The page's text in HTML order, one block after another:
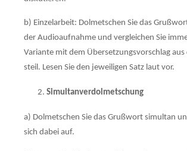
b) Einzelarbeit: Dolmetschen Sie das
der Audioaufnahme und vergleichen Sie
Variante mit dem Übersetzungsvorschlag
steil. Lesen Sie den jeweiligen Satz laut vor.
Simultanverdolmetschung
a) Dolmetschen Sie das Grußwort simultan
sich dabei auf.